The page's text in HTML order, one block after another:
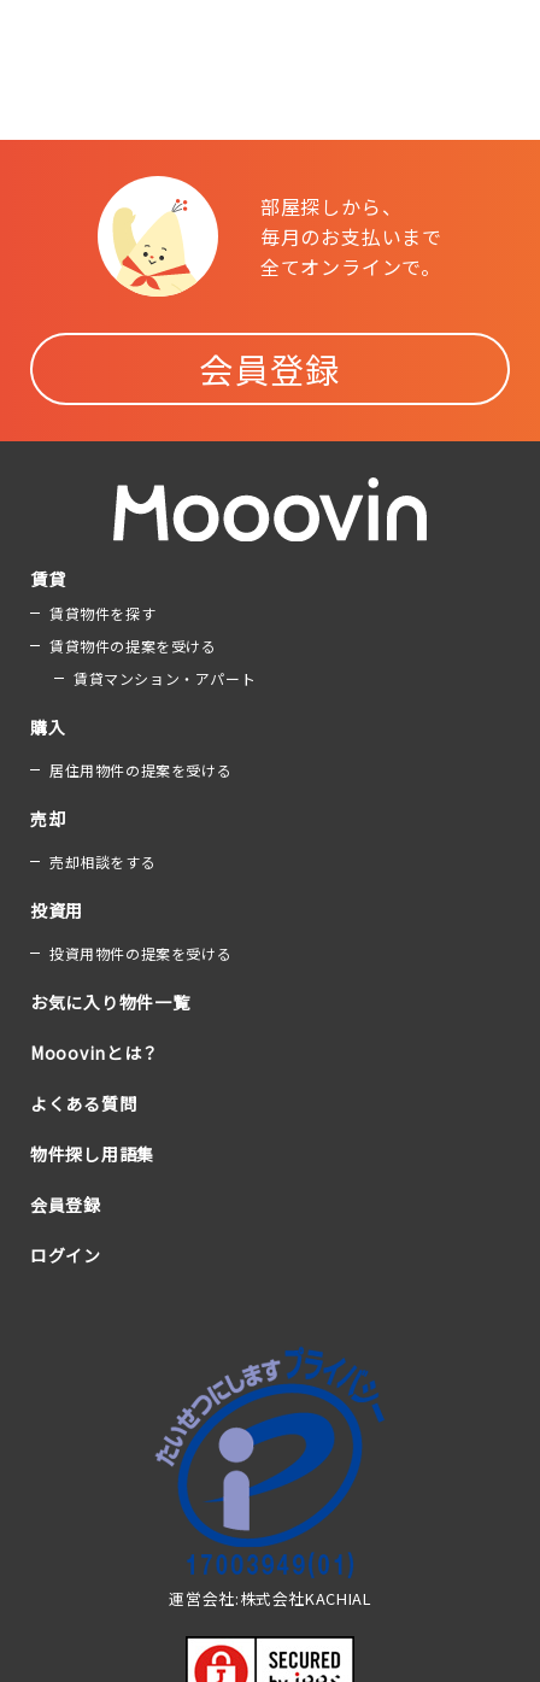
部屋探しから、
毎月のお支払いまで
全てオンラインで。
会員登録
賃貸
賃貸物件を探す
賃貸物件の提案を受ける
賃貸マンション・アパート
購入
居住用物件の提案を受ける
売却
売却相談をする
投資用
投資用物件の提案を受ける
お気に入り物件一覧
Mooovinとは？
よくある質問
物件探し用語集
会員登録
ログイン
運営会社:株式会社KACHIAL